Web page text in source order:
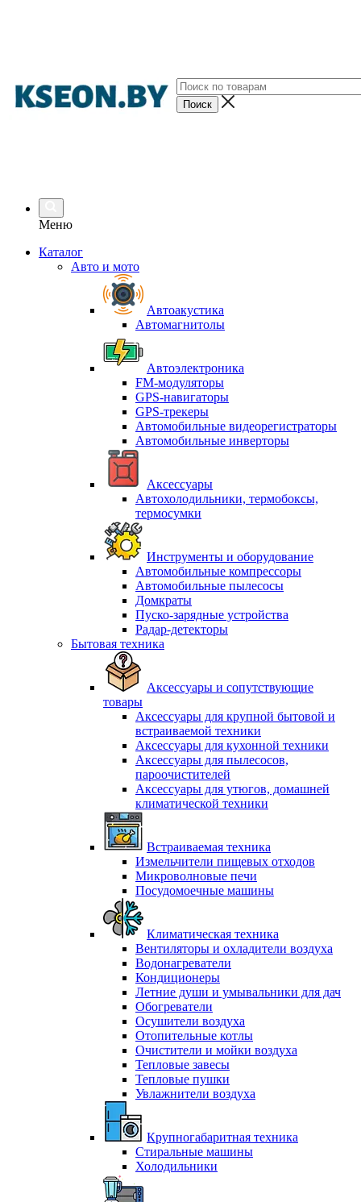
Меню
Каталог
Авто и мото
Автоакустика
Автомагнитолы
Автоэлектроника
FM-модуляторы
GPS-навигаторы
GPS-трекеры
Автомобильные видеорегистраторы
Автомобильные инверторы
Аксессуары
Автохолодильники, термобоксы,
термосумки
Инструменты и оборудование
Автомобильные компрессоры
Автомобильные пылесосы
Домкраты
Пуско-зарядные устройства
Радар-детекторы
Бытовая техника
Аксессуары и сопутствующие
товары
Аксессуары для крупной бытовой и
встраиваемой техники
Аксессуары для кухонной техники
Аксессуары для пылесосов,
пароочистителей
Аксессуары для утюгов, домашней
климатической техники
Встраиваемая техника
Измельчители пищевых отходов
Микроволновые печи
Посудомоечные машины
Климатическая техника
Вентиляторы и охладители воздуха
Водонагреватели
Кондиционеры
Летние души и умывальники для дач
Обогреватели
Осушители воздуха
Отопительные котлы
Очистители и мойки воздуха
Тепловые завесы
Тепловые пушки
Увлажнители воздуха
Крупногабаритная техника
Стиральные машины
Холодильники